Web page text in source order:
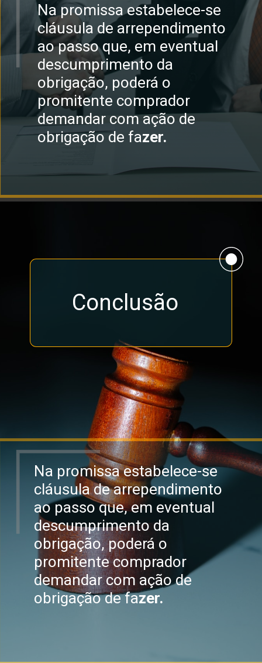
Na promissa estabelece-se
cláusula de arrependimento
ao passo que, em eventual
descumprimento da
obrigação, poderá o
promitente comprador
demandar com ação de
obrigação de fazer.
Conclusão
Na promissa estabelece-se
cláusula de arrependimento
ao passo que, em eventual
descumprimento da
obrigação, poderá o
promitente comprador
demandar com ação de
obrigação de fazer.